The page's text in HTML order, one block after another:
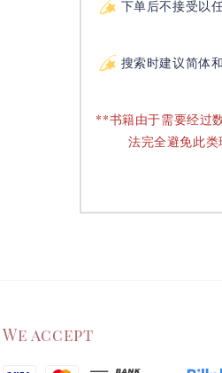
下单后不接受以
搜索时建议简体
**书籍由于需要经过
法完全避免此
We accept